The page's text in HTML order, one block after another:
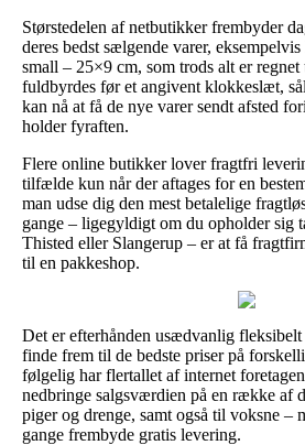
Størstedelen af netbutikker frembyder
deres bedst sælgende varer,
small – 25×9 cm, som trods alt er
fuldbyrdes før et angivent klokkeslæt,
kan nå at få de nye varer sendt afsted
holder fyraften.
Flere online butikker lover fragtfri
tilfælde kun når der aftages for en
man udse dig den mest betalelige
gange – ligegyldigt om du opholder sig
Thisted eller Slangerup – er at få
til en pakkeshop.
Det er efterhånden usædvanlig
finde frem til de bedste priser på
følgelig har flertallet af internet
nedbringe salgsværdien på en række af
piger og drenge, samt også til voksne –
gange frembyde gratis levering.